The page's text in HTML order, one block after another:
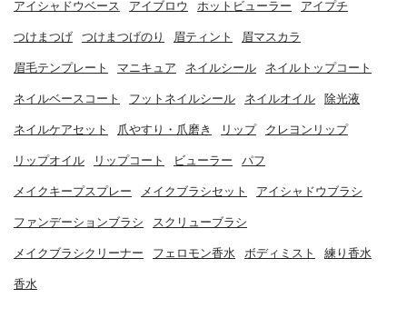
アイシャドウベース アイブロウ ホットビューラー アイプチ
つけまつげ つけまつげのり 眉ティント 眉マスカラ
眉毛テンプレート マニキュア ネイルシール ネイルトップコート
ネイルベースコート フットネイルシール ネイルオイル 除光液
ネイルケアセット 爪やすり・爪磨き リップ クレヨンリップ
リップオイル リップコート ビューラー パフ
メイクキープスプレー メイクブラシセット アイシャドウブラシ
ファンデーションブラシ スクリューブラシ
メイクブラシクリーナー フェロモン香水 ボディミスト 練り香水
香水